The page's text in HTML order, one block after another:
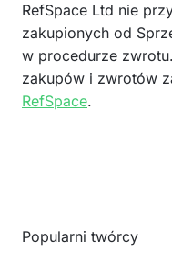
RefSpace Ltd nie
zakupionych od
w procedurze
zakupów i zwrotów
RefSpace.
Popularni twórcy